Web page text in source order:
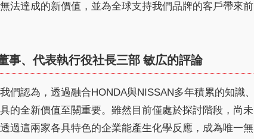
法達成的新價值，並為全球支持我們品牌的客戶帶來前
事、代表執行役社長三部 敏広的評論
們認為，透過融合HONDA與NISSAN多年積累的知識、
的全新價值至關重要。雖然目前僅處於探討階段，尚未
過這兩家各具特色的企業能產生化學反應，成為唯一無